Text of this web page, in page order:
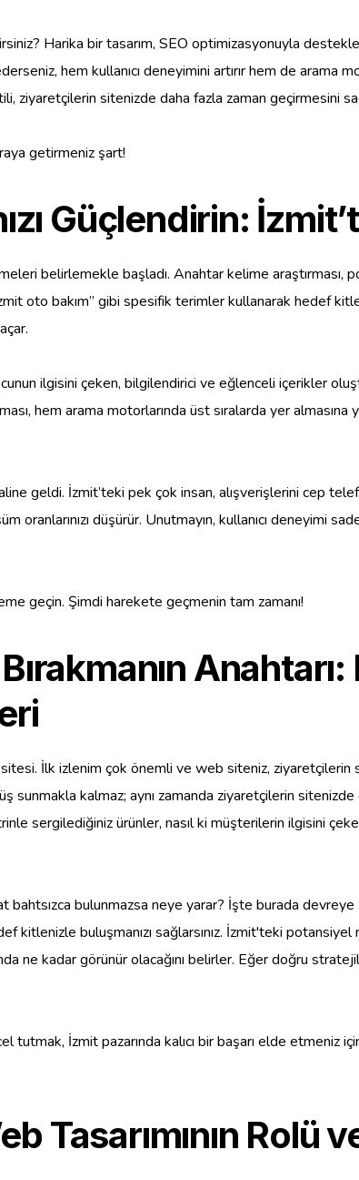
Harika bir tasarım, SEO optimizasyonuyla
hem kullanıcı deneyimini artırır hem de arama
ziyaretçilerin sitenizde daha fazla zaman geçirmesini
getirmeniz şart!
Güçlendirin:
belirlemekle başladı. Anahtar kelime araştırması,
oto bakım” gibi spesifik terimler kullanarak hedef
ilgisini çeken, bilgilendirici ve eğlenceli içerikler
hem arama motorlarında üst sıralarda yer
geldi. İzmit’teki pek çok insan, alışverişlerini cep
düşürür. Unutmayın, kullanıcı deneyimi
geçin. Şimdi harekete geçmenin tam zamanı!
İlk izlenim çok önemli ve web siteniz,
sunmakla kalmaz; aynı zamanda ziyaretçilerin
sergilediğiniz ürünler, nasıl ki müşterilerin ilgisini
bahtsızca bulunmazsa neye yarar? İşte burada
kitlenizle buluşmanızı sağlarsınız. İzmit'teki
ne kadar görünür olacağını belirler. Eğer doğru
tutmak, İzmit pazarında kalıcı bir başarı elde etmeniz
Tasarımının Rolü